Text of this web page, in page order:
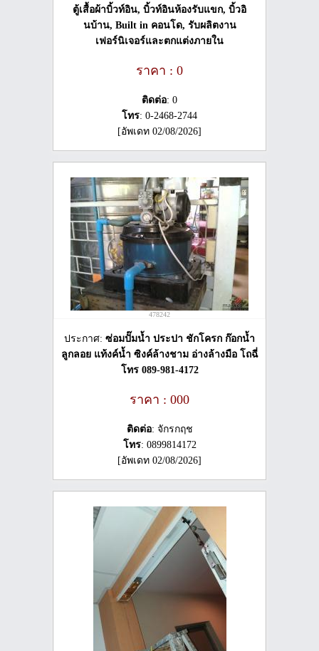
ตู้เสื้อผ้าบิ้วท์อิน, บิ้วท์อินห้องรับแขก, บิ้วอิ
นบ้าน, Built in คอนโด, รับผลิตงาน
เฟอร์นิเจอร์และตกแต่งภายใน
ราคา : 0
ติดต่อ: 0
โทร: 0-2468-2744
[อัพเดท 02/08/2026]
478242
ประกาศ: ซ่อมปั๊มน้ำ ประปา ชักโครก ก๊อกน้ำ
ลูกลอย แท้งค์น้ำ ซิงค์ล้างชาม อ่างล้างมือ โถฉี่
โทร 089-981-4172
ราคา : 000
ติดต่อ: จักรกฤช
โทร: 0899814172
[อัพเดท 02/08/2026]